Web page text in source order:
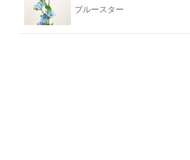
ブルースター